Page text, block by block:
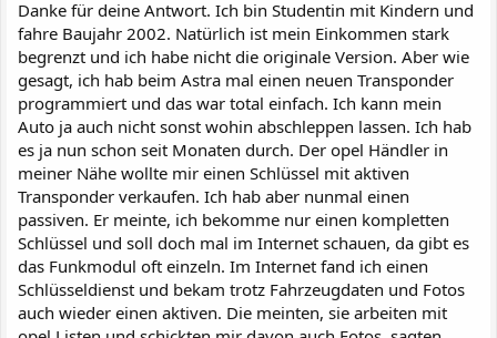
Danke für deine Antwort. Ich bin Studentin mit Kindern und
fahre Baujahr 2002. Natürlich ist mein Einkommen stark
begrenzt und ich habe nicht die originale Version. Aber wie
gesagt, ich hab beim Astra mal einen neuen Transponder
programmiert und das war total einfach. Ich kann mein
Auto ja auch nicht sonst wohin abschleppen lassen. Ich hab
es ja nun schon seit Monaten durch. Der opel Händler in
meiner Nähe wollte mir einen Schlüssel mit aktiven
Transponder verkaufen. Ich hab aber nunmal einen
passiven. Er meinte, ich bekomme nur einen kompletten
Schlüssel und soll doch mal im Internet schauen, da gibt es
das Funkmodul oft einzeln. Im Internet fand ich einen
Schlüsseldienst und bekam trotz Fahrzeugdaten und Fotos
auch wieder einen aktiven. Die meinten, sie arbeiten mit